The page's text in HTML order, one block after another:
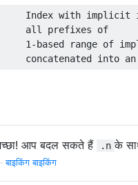
Index with implicit
all prefixes of
1-based range of
आप बदल सकते हैं .n के
बाइकिंग बाइकिंग